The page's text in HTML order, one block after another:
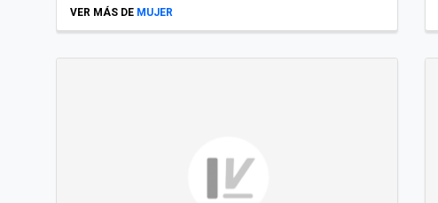
VER MÁS DE MUJER